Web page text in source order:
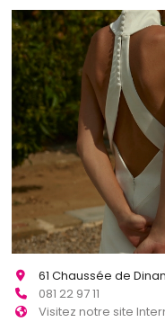
61 Chaussée de
081 22 97 11
Visitez notre site